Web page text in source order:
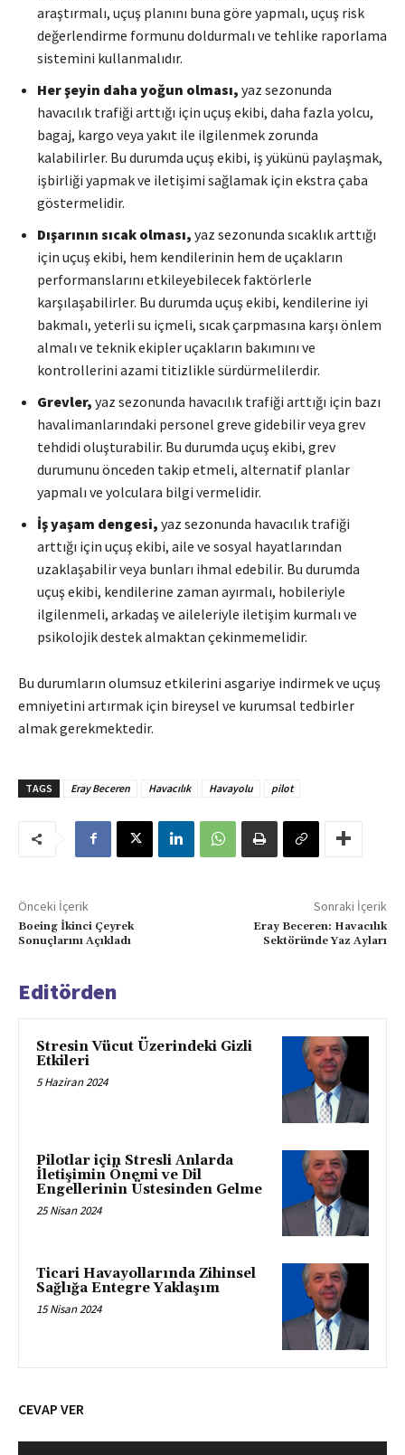
araştırmalı, uçuş planını buna göre yapmalı, uçuş risk
değerlendirme formunu doldurmalı ve tehlike raporlama
sistemini kullanmalıdır.
Her şeyin daha yoğun olması, yaz sezonunda
havacılık trafiği arttığı için uçuş ekibi, daha fazla yolcu,
bagaj, kargo veya yakıt ile ilgilenmek zorunda
kalabilirler. Bu durumda uçuş ekibi, iş yükünü paylaşmak,
işbirliği yapmak ve iletişimi sağlamak için ekstra çaba
göstermelidir.
Dışarının sıcak olması, yaz sezonunda sıcaklık arttığı
için uçuş ekibi, hem kendilerinin hem de uçakların
performanslarını etkileyebilecek faktörlerle
karşılaşabilirler. Bu durumda uçuş ekibi, kendilerine iyi
bakmalı, yeterli su içmeli, sıcak çarpmasına karşı önlem
almalı ve teknik ekipler uçakların bakımını ve
kontrollerini azami titizlikle sürdürmelilerdir.
Grevler, yaz sezonunda havacılık trafiği arttığı için bazı
havalimanlarındaki personel greve gidebilir veya grev
tehdidi oluşturabilir. Bu durumda uçuş ekibi, grev
durumunu önceden takip etmeli, alternatif planlar
yapmalı ve yolculara bilgi vermelidir.
İş yaşam dengesi, yaz sezonunda havacılık trafiği
arttığı için uçuş ekibi, aile ve sosyal hayatlarından
uzaklaşabilir veya bunları ihmal edebilir. Bu durumda
uçuş ekibi, kendilerine zaman ayırmalı, hobileriyle
ilgilenmeli, arkadaş ve aileleriyle iletişim kurmalı ve
psikolojik destek almaktan çekinmemelidir.
Bu durumların olumsuz etkilerini asgariye indirmek ve uçuş
emniyetini artırmak için bireysel ve kurumsal tedbirler
almak gerekmektedir.
TAGS Eray Beceren Havacılık Havayolu pilot
Önceki İçerik
Boeing İkinci Çeyrek
Sonuçlarını Açıkladı
Sonraki İçerik
Eray Beceren: Havacılık
Sektöründe Yaz Ayları
Editörden
Stresin Vücut Üzerindeki Gizli
Etkileri
5 Haziran 2024
Pilotlar için Stresli Anlarda
İletişimin Önemi ve Dil
Engellerinin Üstesinden Gelme
25 Nisan 2024
Ticari Havayollarında Zihinsel
Sağlığa Entegre Yaklaşım
15 Nisan 2024
CEVAP VER